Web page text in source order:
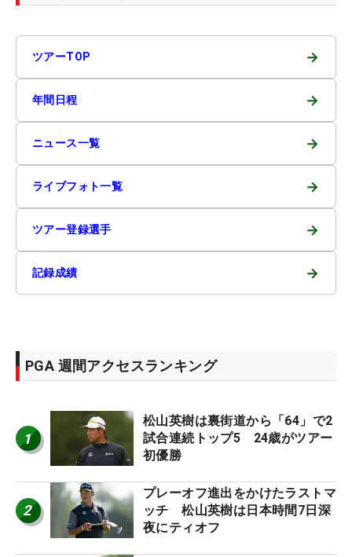
ツアーTOP →
年間日程 →
ニュース一覧 →
ライブフォト一覧 →
ツアー登録選手 →
記録成績 →
PGA 週間アクセスランキング
1
松山英樹は裏街道から「64」で2
試合連続トップ5 24歳がツアー
初優勝
2
プレーオフ進出をかけたラストマ
ッチ 松山英樹は日本時間7日深
夜にティオフ